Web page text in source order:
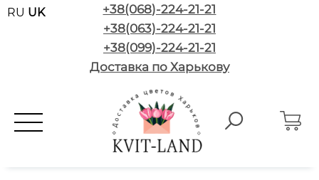
RU UK
+38(068)-224-21-21
+38(063)-224-21-21
+38(099)-224-21-21
Доставка по Харькову